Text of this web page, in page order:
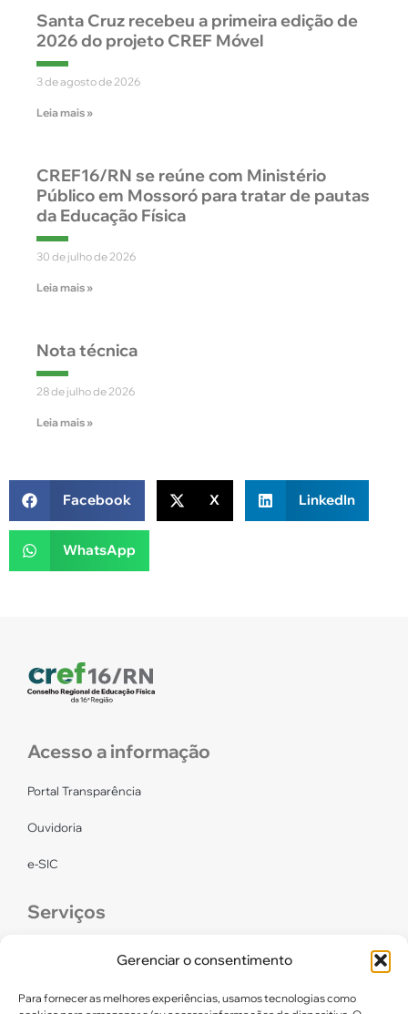
Gerenciar o consentimento
Para fornecer as melhores experiências, usamos tecnologias como
Santa Cruz recebeu a primeira edição de
2026 do projeto CREF Móvel
3 de agosto de 2026
Leia mais »
CREF16/RN se reúne com Ministério
Público em Mossoró para tratar de pautas
da Educação Física
30 de julho de 2026
Leia mais »
Nota técnica
28 de julho de 2026
Leia mais »
Facebook X LinkedIn
WhatsApp
Acesso a informação
Portal Transparência
Ouvidoria
e-SIC
Serviços